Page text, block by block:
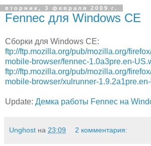
вторник, 3 февраля 2009 г.
Fennec для Windows CE
Сборки для Windows CE:
ftp://ftp.mozilla.org/pub/mozilla.org/
mobile-browser/fennec-1.0a3pre.en-
ftp://ftp.mozilla.org/pub/mozilla.org/
mobile-browser/xulrunner-
Update: Демка работы Fennec на
Unghost на 23:09 2 комментария: